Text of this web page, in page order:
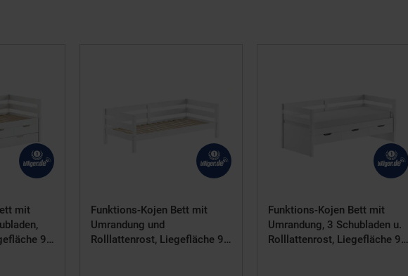
mit
90
Funktions-Kojen Bett mit
Umrandung und
Rolllattenrost, Liegefläche 90
Funktions-Kojen Bett mit
Umrandung, 3 Schubladen u.
Rolllattenrost, Liegefläche 90